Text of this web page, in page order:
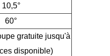
10,5°
60°
gratuite jusqu'à
disponible)